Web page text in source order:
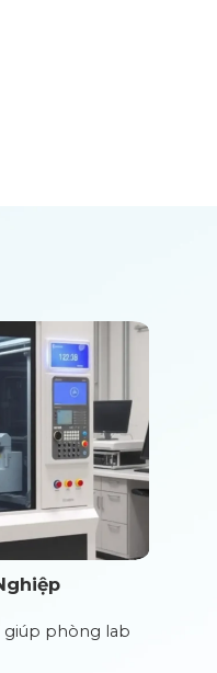
giúp phòng lab